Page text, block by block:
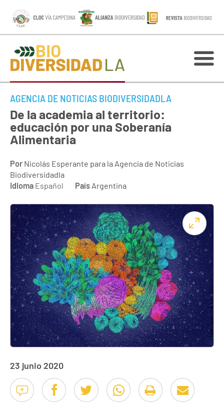
AGENCIA DE NOTICIAS BIODIVERSIDADLA
De la academia al territorio:
educación por una Soberanía
Alimentaria
Por Nicolás Esperante para la Agencia de Noticias
Biodiversidadla
Idioma Español País Argentina
23 junio 2020